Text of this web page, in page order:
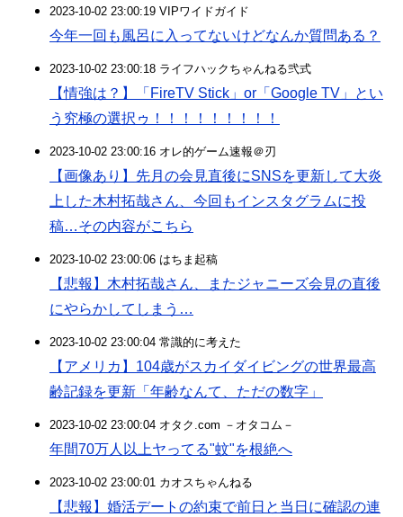
2023-10-02 23:00:19 VIPワイドガイド
今年一回も風呂に入ってないけどなんか質問ある？
2023-10-02 23:00:18 ライフハックちゃんねる弐式
【情強は？】「FireTV Stick」or「Google TV」とい
う究極の選択ゥ！！！！！！！！！
2023-10-02 23:00:16 オレ的ゲーム速報＠刃
【画像あり】先月の会見直後にSNSを更新して大炎
上した木村拓哉さん、今回もインスタグラムに投
稿…その内容がこちら
2023-10-02 23:00:06 はちま起稿
【悲報】木村拓哉さん、またジャニーズ会見の直後
にやらかしてしまう…
2023-10-02 23:00:04 常識的に考えた
【アメリカ】104歳がスカイダイビングの世界最高
齢記録を更新「年齢なんて、ただの数字」
2023-10-02 23:00:04 オタク.com －オタコム－
年間70万人以上ヤってる"蚊"を根絶へ
2023-10-02 23:00:01 カオスちゃんねる
【悲報】婚活デートの約束で前日と当日に確認の連